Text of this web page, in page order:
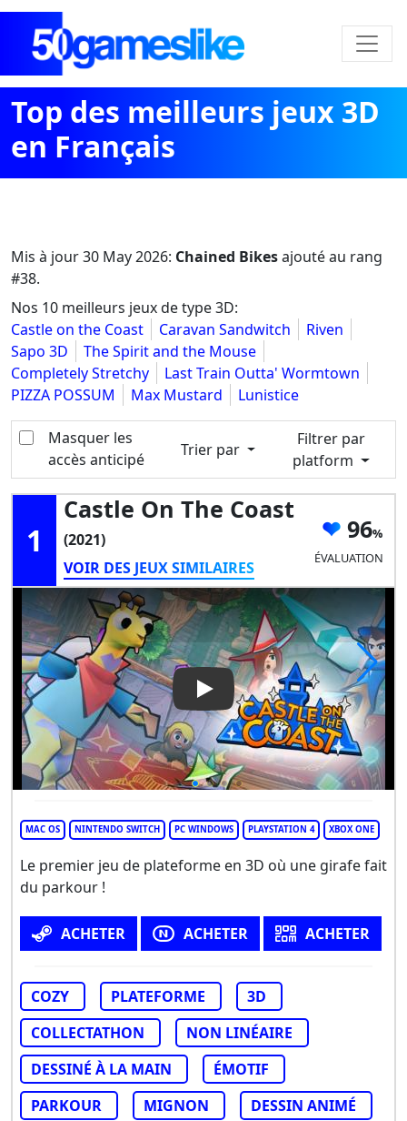
Top des meilleurs jeux 3D
en Français
Mis à jour30 May 2026: Chained Bikesajouté au rang
#38.
Nos 10 meilleurs jeux de type 3D:
Castle on the Coast
Caravan Sandwitch
Riven
Sapo 3D
The Spirit and the Mouse
Completely Stretchy
Last Train Outta' Wormtown
PIZZA POSSUM
Max Mustard Lunistice
Masquer les
accès anticipé
Trier par
Filtrer par
platform
1
Castle On The Coast
(2021)
VOIR DES JEUX SIMILAIRES
96
ÉVALUATION
Play Video: Castle on the
MAC OS NINTENDO SWITCH PC WINDOWS PLAYSTATION 4 XBOX ONE
Le premier jeu de plateforme en 3D où une girafe fait
du parkour !
ACHETER ACHETER ACHETER
COZY PLATEFORME
3D
COLLECTATHON
NON LINÉAIRE
DESSINÉ À LA MAIN
ÉMOTIF
PARKOUR
MIGNON
DESSIN ANIMÉ